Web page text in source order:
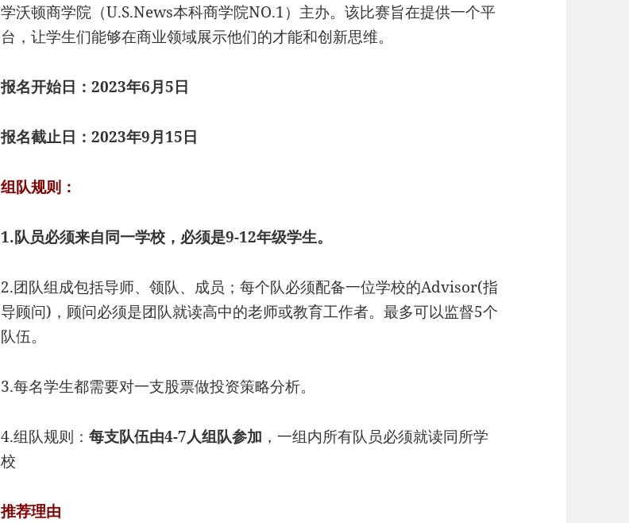
学沃顿商学院（U.S.News本科商学院NO.1）主办。该比赛旨在提供一个平
台，让学生们能够在商业领域展示他们的才能和创新思维。
报名开始日：2023年6月5日
报名截止日：2023年9月15日
组队规则：
1.队员必须来自同一学校，必须是9-12年级学生。
2.团队组成包括导师、领队、成员；每个队必须配备一位学校的Advisor(指
导顾问)，顾问必须是团队就读高中的老师或教育工作者。最多可以监督5个
队伍。
3.每名学生都需要对一支股票做投资策略分析。
4.组队规则：每支队伍由4-7人组队参加 ，一组内所有队员必须就读同所学
校
推荐理由